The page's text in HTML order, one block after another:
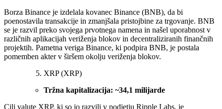
Borza Binance je izdelala kovanec Binance (BNB), da bi
poenostavila transakcije in zmanjšala pristojbine za trgovanje. BNB
se je razvil preko svojega prvotnega namena in našel uporabnost v
različnih aplikacijah veriženja blokov in decentraliziranih finančnih
projektih. Pametna veriga Binance, ki podpira BNB, je postala
pomemben akter v širšem okolju veriženja blokov.
XRP (XRP)
Tržna kapitalizacija: ~34,1 milijarde
Cilj valute XRP, ki so jo razvili v podjetju Ripple Labs, je